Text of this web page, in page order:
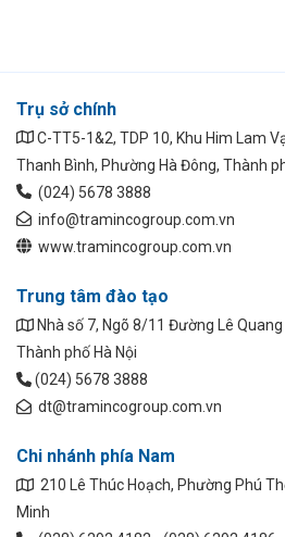
Trụ sở chính
C-TT5-1&2, TDP 10, Khu Him Lam
Thanh Bình, Phường Hà Đông, Thành
(024) 5678 3888
info@tramincogroup.com.vn
www.tramincogroup.com.vn
Trung tâm đào tạo
Nhà số 7, Ngõ 8/11 Đường Lê
Thành phố Hà Nội
(024) 5678 3888
dt@tramincogroup.com.vn
Chi nhánh phía Nam
210 Lê Thúc Hoạch, Phường Phú
Minh